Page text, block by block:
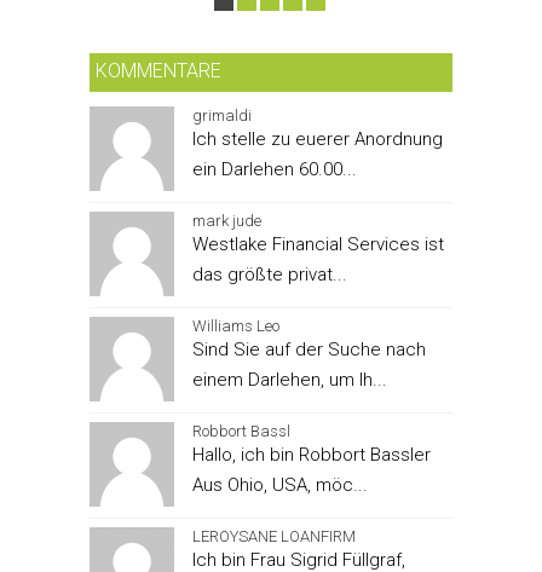
KOMMENTARE
grimaldi
Ich stelle zu euerer Anordnung
ein Darlehen 60.00...
mark jude
Westlake Financial Services ist
das größte privat...
Williams Leo
Sind Sie auf der Suche nach
einem Darlehen, um Ih...
Robbort Bassl
Hallo, ich bin Robbort Bassler
Aus Ohio, USA, möc...
LEROYSANE LOANFIRM
Ich bin Frau Sigrid Füllgraf,